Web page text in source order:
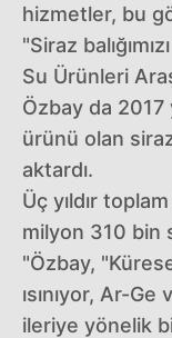
hizmetler, bu
"Siraz
Su Ürünleri
Özbay da 2017
ürünü olan siraz
aktardı.
Üç yıldır
milyon 310 bin
"Özbay,
ısınıyor, Ar-
ileriye yönelik